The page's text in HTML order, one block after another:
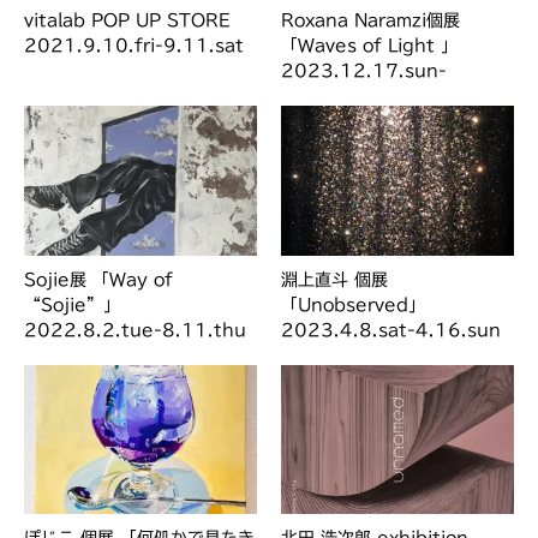
vitalab POP UP STORE
2021.9.10.fri-9.11.sat
Roxana Naramzi個展
「Waves of Light 」
2023.12.17.sun-
Sojie展 「Way of
“Sojie”」
2022.8.2.tue-8.11.thu
淵上直斗 個展
「Unobserved」
2023.4.8.sat-4.16.sun